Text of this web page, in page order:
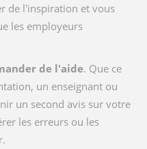
de l'inspiration et vous
les employeurs
de l'aide. Que ce
un enseignant ou
un second avis sur votre
les erreurs ou les